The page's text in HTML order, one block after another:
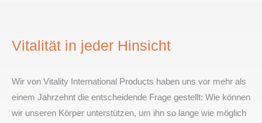
Vitalität in jeder Hinsicht
Wir von Vitality International Products haben uns vor mehr als
einem Jahrzehnt die entscheidende Frage gestellt: Wie können
wir unseren Körper unterstützen, um ihn so lange wie möglich